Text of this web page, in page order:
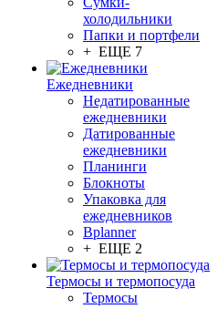
холодильники
Папки и портфели
+ ЕЩЕ 7
Ежедневники
Недатированные
ежедневники
Датированные
ежедневники
Планинги
Блокноты
Упаковка для
ежедневников
Bplanner
+ ЕЩЕ 2
Термосы и термопосуда
Термосы